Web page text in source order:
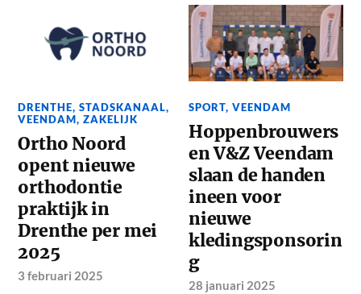
DRENTHE,STADSKANAAL,
VEENDAM,ZAKELIJK
Ortho Noord
opent nieuwe
orthodontie
praktijk in
Drenthe per mei
2025
3 februari 2025
SPORT,VEENDAM
Hoppenbrouwers
en V&Z Veendam
slaan de handen
ineen voor
nieuwe
kledingsponsorin
g
28 januari 2025